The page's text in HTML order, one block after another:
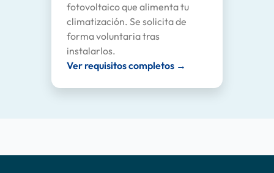
fotovoltaico que alimenta tu
climatización. Se solicita de
forma voluntaria tras
instalarlos.
Ver requisitos completos →